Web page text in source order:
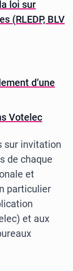
loi sur
(RLEDP, BLV
d’une
Votelec
sur invitation
de chaque
et
particulier
et aux